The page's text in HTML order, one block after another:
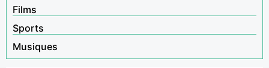
Films
Sports
Musiques